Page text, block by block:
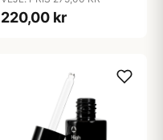
220,00 kr